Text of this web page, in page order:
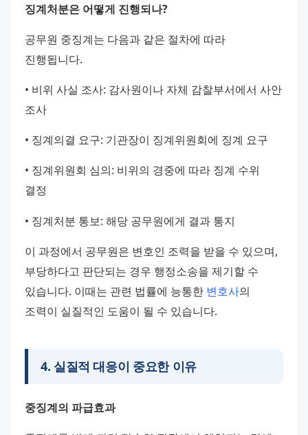
징계처분은 어떻게 진행되나?
공무원 중징계는 다음과 같은 절차에 따라
진행됩니다.
• 비위 사실 조사: 감사원이나 자체 감찰부서에서 사안
조사
• 징계의결 요구: 기관장이 징계위원회에 징계 요구
• 징계위원회 심의: 비위의 경중에 따라 징계 수위
결정
• 징계처분 통보: 해당 공무원에게 결과 통지
이 과정에서 공무원은 변호인 조력을 받을 수 있으며,
부당하다고 판단되는 경우 행정소송을 제기할 수
있습니다. 이때는 관련 법률에 능통한 변호사의
조력이 실질적인 도움이 될 수 있습니다.
4. 실질적 대응이 중요한 이유
중징계의 파급효과